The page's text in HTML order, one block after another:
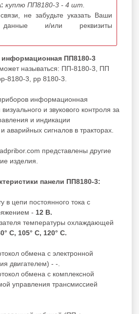
куплю ПП8180-3 - 4 шт.
не забудьте указать Ваши
данные и/или реквизиты
ПП8180-3
называться: ПП-8180-3, ПП
8180-3, pp 8180-3.
информационная
и звукового контроля за
и индикации
сигналов в тракторах.
представлены другие
изделия.
панели ПП8180-3:
в цепи постоянного тока с
- 12 В.
температуры охлаждающей
С, 105° С, 120° С.
обмена с электронной
двигателем) - -.
обмена с комплексной
управления трансмиссией